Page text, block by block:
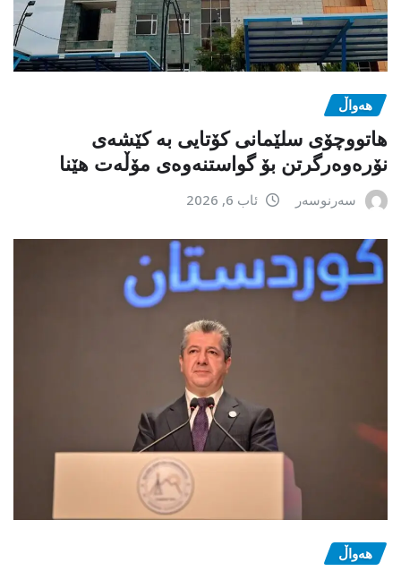
هەواڵ
هاتووچۆی سلێمانی کۆتایی بە کێشەی
نۆرەوەرگرتن بۆ گواستنەوەی مۆڵەت هێنا
سەرنوسەر ئاب 6, 2026
هەواڵ